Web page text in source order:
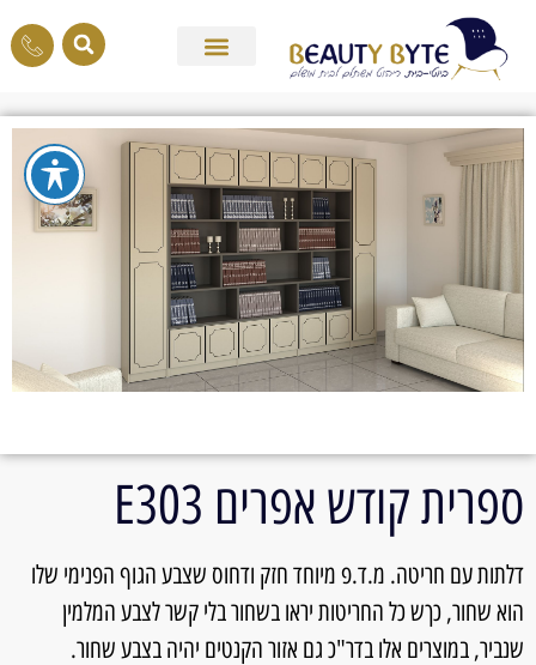
ספרית קודש אפרים E303
דלתות עם חריטה. מ.ד.פ מיוחד חזק ודחוס שצבע הגוף הפנימי שלו
הוא שחור, כךש כל החריטות יראו בשחור בלי קשר לצבע המלמין
שנביר, במוצרים אלו בדר"כ גם אזור הקנטים יהיה בצבע שחור.